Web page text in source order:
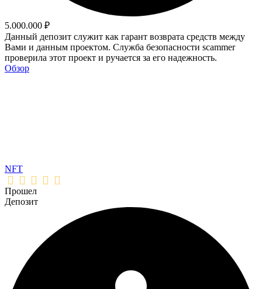
5.000.000 ₽
Данный депозит служит как гарант возврата средств между
Вами и данным проектом. Служба безопасности scammer
проверила этот проект и ручается за его надежность.
Обзор
NFT
Прошел
Депозит